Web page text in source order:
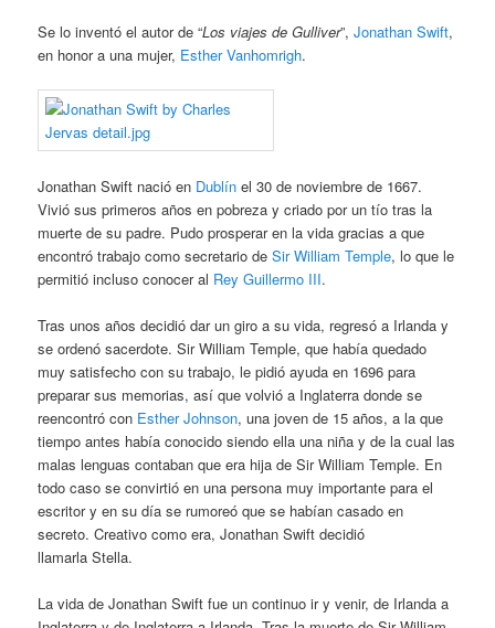
Se lo inventó el autor de “Los viajes de Gulliver”,Jonathan Swift,
en honor a una mujer, Esther Vanhomrigh.
Jonathan Swift nació en Dublín el 30 de noviembre de 1667.
Vivió sus primeros años en pobreza y criado por un tío tras la
muerte de su padre. Pudo prosperar en la vida gracias a que
encontró trabajo como secretario deSir William Temple, lo que le
permitió incluso conocer al Rey Guillermo III.
Tras unos años decidió dar un giro a su vida, regresó a Irlanda y
se ordenó sacerdote. Sir William Temple, que había quedado
muy satisfecho con su trabajo, le pidió ayuda en 1696 para
preparar sus memorias, así que volvió a Inglaterra donde se
reencontró con Esther Johnson, una joven de 15 años, a la que
tiempo antes había conocido siendo ella una niña y de la cual las
malas lenguas contaban que era hija de Sir William Temple. En
todo caso se convirtió en una persona muy importante para el
escritor y en su día se rumoreó que se habían casado en
secreto. Creativo como era, Jonathan Swift decidió
llamarla Stella.
La vida de Jonathan Swift fue un continuo ir y venir, de Irlanda a